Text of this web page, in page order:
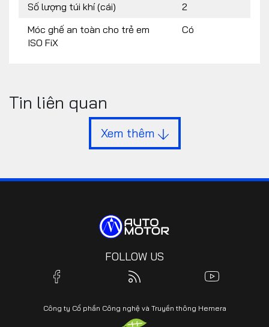
Số lượng túi khí (cái)
2
Móc ghế an toàn cho trẻ em
ISO FiX
Có
Tin liên quan
Xem thêm
FOLLOW US
Công ty Cổ phần Công nghệ và Truyền thông Hemera